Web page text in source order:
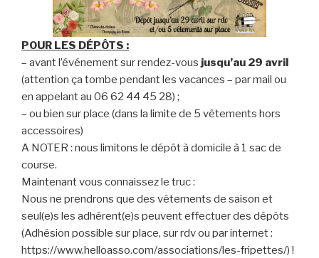
POUR LES DÉPÔTS :
– avant l’événement sur rendez-vous jusqu’au 29 avril
(attention ça tombe pendant les vacances – par mail ou
en appelant au 06 62 44 45 28) ;
– ou bien sur place (dans la limite de 5 vêtements hors
accessoires)
A NOTER : nous limitons le dépôt à domicile à 1 sac de
course.
Maintenant vous connaissez le truc :
Nous ne prendrons que des vêtements de saison et
seul(e)s les adhérent(e)s peuvent effectuer des dépôts
(Adhésion possible sur place, sur rdv ou par internet :
https://www.helloasso.com/associations/les-fripettes/) !